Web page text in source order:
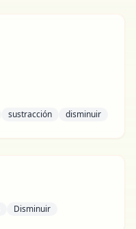
sustracción disminuir
Disminuir